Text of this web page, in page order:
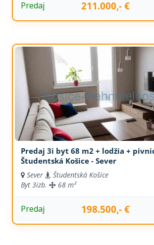
Predaj 211.000,- €
Predaj 3i byt 68 m2 + lodžia +
Študentská Košice - Sever
Sever
Študentská Košice
Byt 3izb. 68 m²
Predaj 198.500,- €